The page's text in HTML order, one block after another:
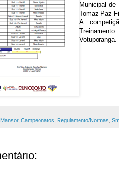
Municipal de
Tomaz Paz
A
Votuporanga.
, Campeonatos Regulamento/Normas